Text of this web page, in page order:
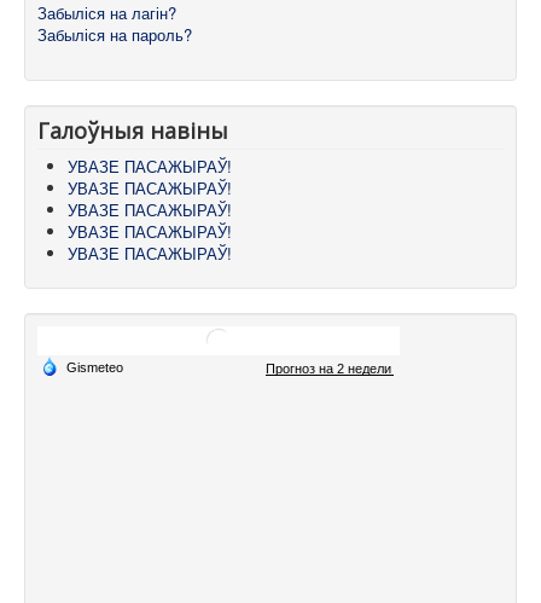
Забыліся на лагін?
Забыліся на пароль?
Галоўныя навіны
УВАЗЕ ПАСАЖЫРАЎ!
УВАЗЕ ПАСАЖЫРАЎ!
УВАЗЕ ПАСАЖЫРАЎ!
УВАЗЕ ПАСАЖЫРАЎ!
УВАЗЕ ПАСАЖЫРАЎ!